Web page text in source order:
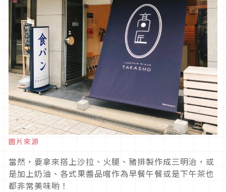
圖片來源
當然，要拿來搭上沙拉、火腿、豬排製作成三明治，或
是加上奶油、各式果醬品嚐作為早餐午餐或是下午茶也
都非常美味喲！